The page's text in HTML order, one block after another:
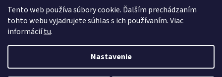
Tento web používa súbory cookie. Ďalším prechádzaním
tohto webu vyjadrujete súhlas s ich používaním. Viac
informáciítu.
Nastavenie
Vytvoril Shoptet